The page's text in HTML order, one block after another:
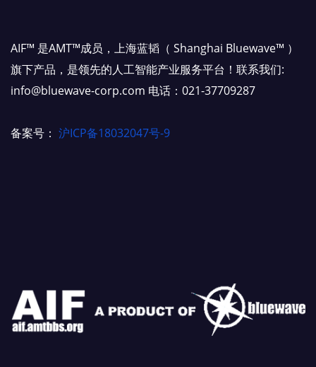
AIF™ 是AMT™成员，上海蓝韬（ Shanghai Bluewave™ ）
旗下产品，是领先的人工智能产业服务平台！联系我们:
info@bluewave-corp.com 电话：021-37709287
备案号： 沪ICP备18032047号-9